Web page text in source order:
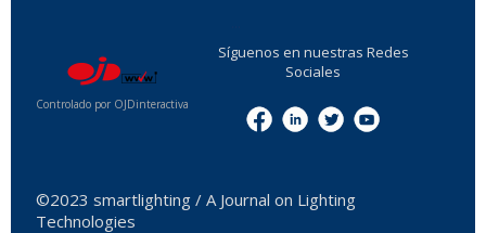
Controlado por OJDinteractiva
Síguenos en nuestras Redes
Sociales
©2023 smartlighting / A Journal on Lighting
Technologies